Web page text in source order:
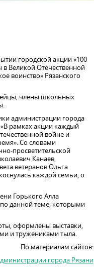
городской акции «100
Великой Отечественной
воинство» Рязанского
члены школьных
администрации города
рамках акции каждый
войне и
Со словами
просветительской
Канаев,
ветеранов Ольга
каждой семьи, о
Горького Алла
данной теме, которыми
оформлены выставки,
и тружениками тыла.
По материалам сайтов:
города Рязани